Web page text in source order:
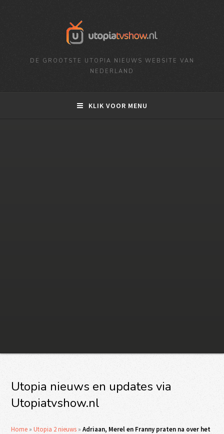
DE GROOTSTE UTOPIA NIEUWS WEBSITE VAN
NEDERLAND
KLIK VOOR MENU
Utopia nieuws en updates via
Utopiatvshow.nl
Home »Utopia 2 nieuws »Adriaan, Merel en Franny praten na over het